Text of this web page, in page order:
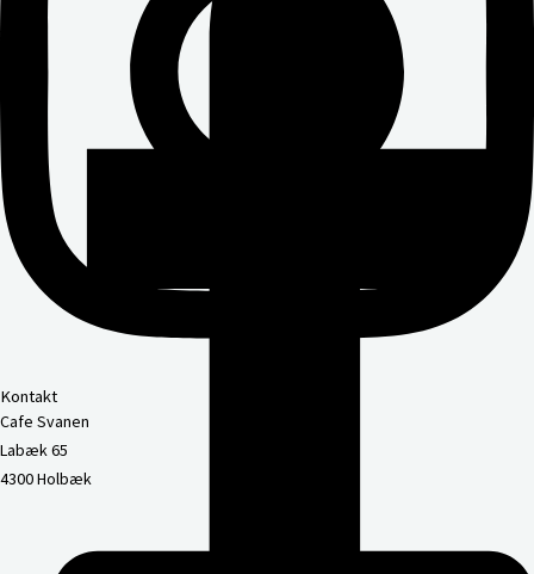
Kontakt
Cafe Svanen
Labæk 65
4300 Holbæk